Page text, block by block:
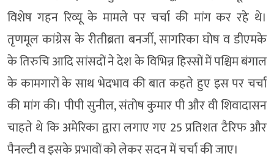
विशेष गहन रिव्यू के मामले पर चर्चा की मांग कर रहे थे।
तृणमूल कांग्रेस के रीतीब्रता बनर्जी, सागरिका घोष व डीएमके
के तिरुचि आदि सांसदों ने देश के विभिन्न हिस्सों में पश्चिम बंगाल
के कामगारों के साथ भेदभाव की बात कहते हुए इस पर चर्चा
की मांग की। पीपी सुनील, संतोष कुमार पी और वी शिवादासन
चाहते थे कि अमेरिका द्वारा लगाए गए 25 प्रतिशत टैरिफ और
पैनल्टी व इसके प्रभावों को लेकर सदन में चर्चा की जाए।